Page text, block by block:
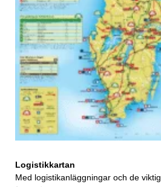
Logistikkartan
Med logistikanläggningar och de